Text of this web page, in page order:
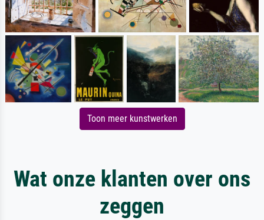
Toon meer kunstwerken
Wat onze klanten over ons
zeggen